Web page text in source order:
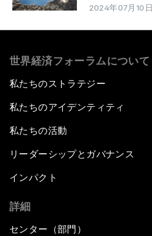
2024年07月10日
世界経済フォーラムについて
私たちのストラテジー
私たちのアイデンティティ
私たちの活動
リーダーシップとガバナンス
インパクト
詳細
センター（部門）